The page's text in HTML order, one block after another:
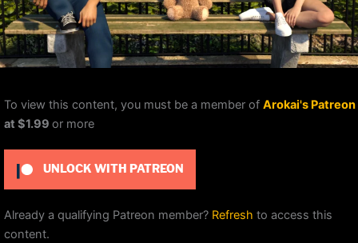
To view this content, you must be a member of Arokai's Patreon
at $1.99 or more
UNLOCK WITH PATREON
Already a qualifying Patreon member? Refresh to access this
content.